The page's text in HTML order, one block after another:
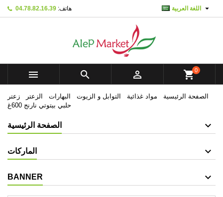
هاتف: 04.78.82.16.39 اللغة العربية 
   shopping_cart0
الصفحة الرئيسية مواد غذائية التوابل و الزيوت البهارات الزعتر
زعتر
حلبي بيتوتي نارنج 600غ
الصفحة الرئيسية
الماركات
BANNER
Mes listes d'envies ×
Créer une nouvelle liste
Create wishlist ×
إلغاء Create wishlist
تسجيل الدخول ×
You need to be logged in to save products in your
إلغاء تسجيل الدخول